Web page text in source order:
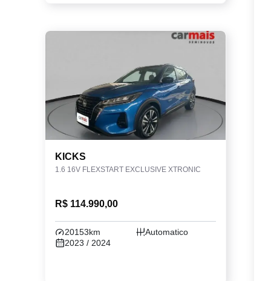
KICKS
1.6 16V FLEXSTART EXCLUSIVE XTRONIC
R$ 114.990,00
20153km
Automatico
2023 / 2024